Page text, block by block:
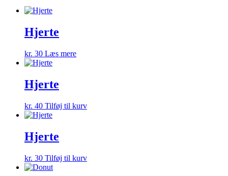
Hjerte
kr. 30 Læs mere
Hjerte
kr. 40 Tilføj til kurv
Hjerte
kr. 30 Tilføj til kurv